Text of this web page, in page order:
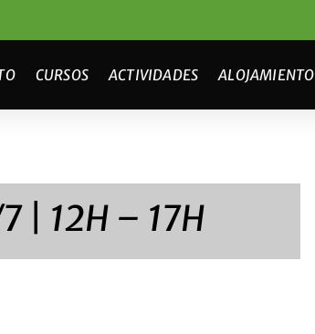
CURSOS ACTIVIDADES ALOJAMIENTO
| 12H – 17H